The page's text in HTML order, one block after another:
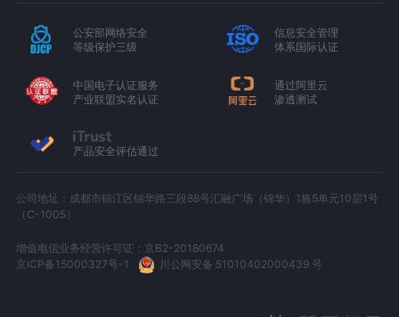
公安部网络安全
等级保护三级
信息安全管理
体系国际认证
中国电子认证服务
产业联盟实名认证
通过阿里云
渗透测试
产品安全评估通过
公司地址：成都市锦江区锦华路三段88号汇融广场（锦华）1栋5单元10层1号
（C-1005）
增值电信业务经营许可证：京B2-20180674
京ICP备15000327号-1
川公网安备 51010402000439 号